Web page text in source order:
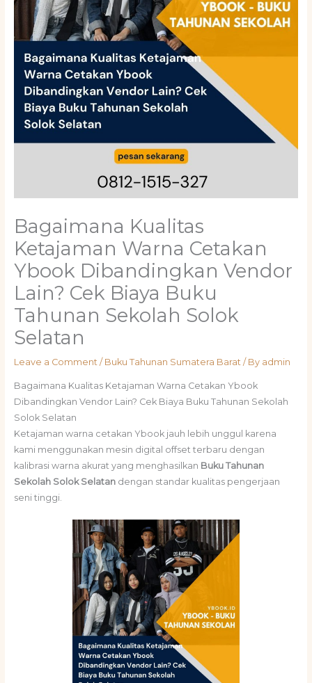
Bagaimana Kualitas
Ketajaman Warna Cetakan
Ybook Dibandingkan Vendor
Lain? Cek Biaya Buku
Tahunan Sekolah Solok
Selatan
Leave a Comment / Buku Tahunan Sumatera Barat/ By admin
Bagaimana Kualitas Ketajaman Warna Cetakan Ybook
Dibandingkan Vendor Lain? Cek Biaya Buku Tahunan Sekolah
Solok Selatan
Ketajaman warna cetakan Ybook jauh lebih unggul karena
kami menggunakan mesin digital offset terbaru dengan
kalibrasi warna akurat yang menghasilkan Buku Tahunan
Sekolah Solok Selatandengan standar kualitas pengerjaan
seni tinggi.